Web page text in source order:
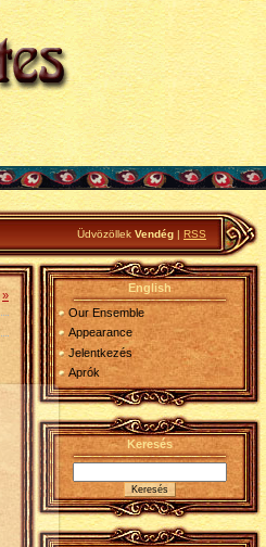
Üdvözöllek Vendég | RSS
»
English
Our Ensemble
Appearance
Jelentkezés
Aprók
Keresés